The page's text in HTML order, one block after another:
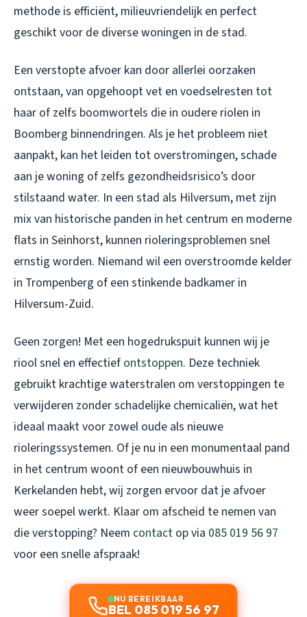
methode is efficiënt, milieuvriendelijk en perfect
geschikt voor de diverse woningen in de stad.
Een verstopte afvoer kan door allerlei oorzaken
ontstaan, van opgehoopt vet en voedselresten tot
haar of zelfs boomwortels die in oudere riolen in
Boomberg binnendringen. Als je het probleem niet
aanpakt, kan het leiden tot overstromingen, schade
aan je woning of zelfs gezondheidsrisico’s door
stilstaand water. In een stad als Hilversum, met zijn
mix van historische panden in het centrum en moderne
flats in Seinhorst, kunnen rioleringsproblemen snel
ernstig worden. Niemand wil een overstroomde kelder
in Trompenberg of een stinkende badkamer in
Hilversum-Zuid.
Geen zorgen! Met een hogedrukspuit kunnen wij je
riool snel en effectief ontstoppen. Deze techniek
gebruikt krachtige waterstralen om verstoppingen te
verwijderen zonder schadelijke chemicaliën, wat het
ideaal maakt voor zowel oude als nieuwe
rioleringssystemen. Of je nu in een monumentaal pand
in het centrum woont of een nieuwbouwhuis in
Kerkelanden hebt, wij zorgen ervoor dat je afvoer
weer soepel werkt. Klaar om afscheid te nemen van
die verstopping? Neem contact op via 085 019 56 97
voor een snelle afspraak!
NU BEREIKBAAR
BEL 085 019 56 97